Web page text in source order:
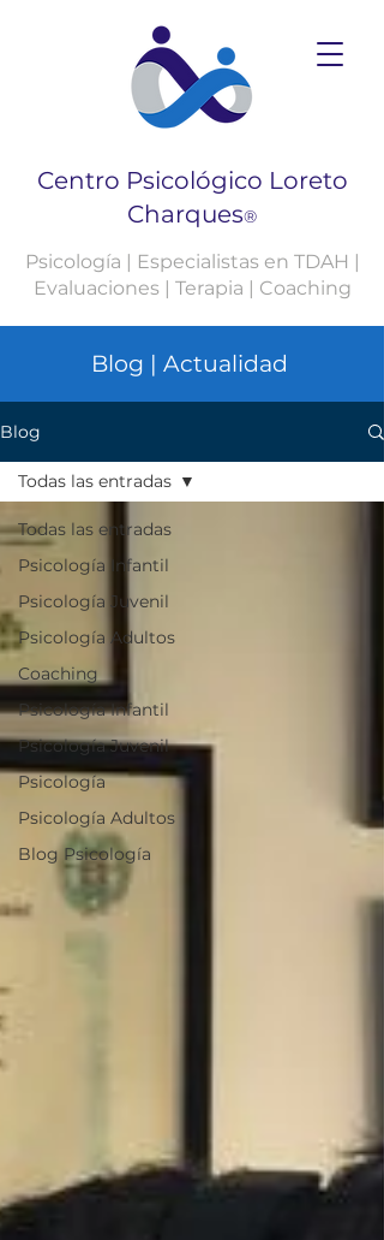
Centro Psicológico Loreto
Charques®
Psicología | Especialistas en TDAH |
Evaluaciones | Terapia | Coaching
Blog | Actualidad
Blog
Todas las entradas
Psicología Infantil
Psicología Juvenil
Psicología Adultos
Coaching
Psicología Infantil
Psicología Juvenil
Psicología
Psicología Adultos
Blog Psicología
Todas las entradas